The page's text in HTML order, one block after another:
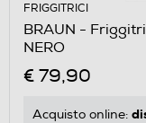
FRIGGITRICI
BRAUN -
NERO
€ 79,90
Acquisto online: